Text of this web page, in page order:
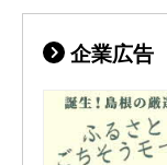
企業広告